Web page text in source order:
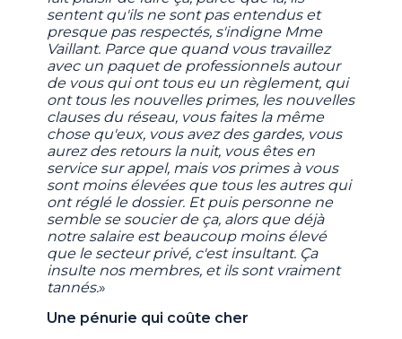
sentent qu'ils ne sont pas entendus et
presque pas respectés, s'indigne Mme
Vaillant. Parce que quand vous travaillez
avec un paquet de professionnels autour
de vous qui ont tous eu un règlement, qui
ont tous les nouvelles primes, les nouvelles
clauses du réseau, vous faites la même
chose qu'eux, vous avez des gardes, vous
aurez des retours la nuit, vous êtes en
service sur appel, mais vos primes à vous
sont moins élevées que tous les autres qui
ont réglé le dossier. Et puis personne ne
semble se soucier de ça, alors que déjà
notre salaire est beaucoup moins élevé
que le secteur privé, c'est insultant. Ça
insulte nos membres, et ils sont vraiment
tannés.»
Une pénurie qui coûte cher